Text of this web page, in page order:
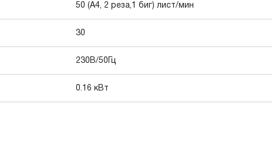
50 (А4, 2 реза,1 биг) лист/мин
30
230В/50Гц
0.16 кВт